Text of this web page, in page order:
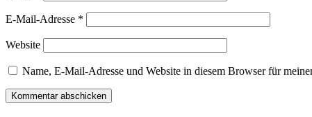
E-Mail-Adresse *
Website
Name, E-Mail-Adresse und Website in diesem Browser für